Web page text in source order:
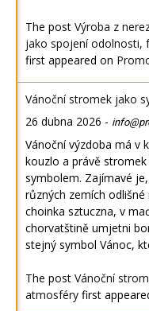
The post Výroba z
jako spojení odolnosti,
first appeared on
Vánoční stromek jako
26 dubna 2026 -
Vánoční výzdoba má v
kouzlo a právě
symbolem. Zajímavé
různých zemích odlišné
choinka sztuczna, v
chorvatštině umjetni
stejný symbol Vánoc,
The post Vánoční
atmosféry first